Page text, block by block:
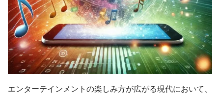
エンターテインメントの楽しみ方が広がる現代において、